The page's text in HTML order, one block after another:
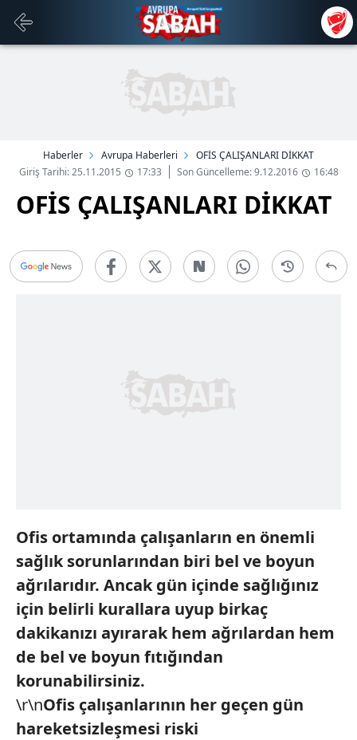
Haberler Avrupa Haberleri
OFİS ÇALIŞANLARI DİKKAT
Giriş Tarihi: 25.11.2015
17:33 Son Güncelleme: 9.12.2016 16:48
OFİS ÇALIŞANLARI DİKKAT
Ofis ortamında çalışanların en önemli
sağlık sorunlarından biri bel ve boyun
ağrılarıdır. Ancak gün içinde sağlığınız
için belirli kurallara uyup birkaç
dakikanızı ayırarak hem ağrılardan hem
de bel ve boyun fıtığından
korunabilirsiniz.
\r\nOfis çalışanlarının her geçen gün
hareketsizleşmesi riski